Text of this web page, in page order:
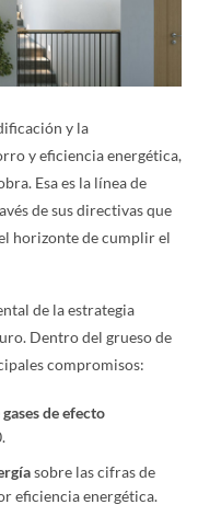
y la
y eficiencia energética,
Esa es la línea de
de sus directivas que
horizonte de cumplir el
de la estrategia
Dentro del grueso de
compromisos:
de efecto
sobre las cifras de
eficiencia energética.